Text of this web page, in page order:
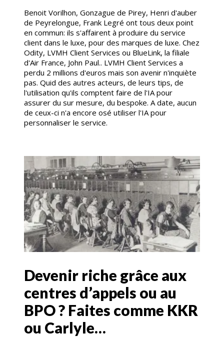
Benoit Vorilhon, Gonzague de Pirey, Henri d'auber
de Peyrelongue, Frank Legré ont tous deux point
en commun: ils s'affairent à produire du service
client dans le luxe, pour des marques de luxe. Chez
Odity, LVMH Client Services ou BlueLink, la filiale
d'Air France, John Paul.. LVMH Client Services a
perdu 2 millions d'euros mais son avenir n'inquiète
pas. Quid des autres acteurs, de leurs tips, de
l'utilisation qu'ils comptent faire de l'IA pour
assurer du sur mesure, du bespoke. A date, aucun
de ceux-ci n'a encore osé utiliser l'IA pour
personnaliser le service.
Devenir riche grâce aux
centres d’appels ou au
BPO ? Faites comme KKR
ou Carlyle…